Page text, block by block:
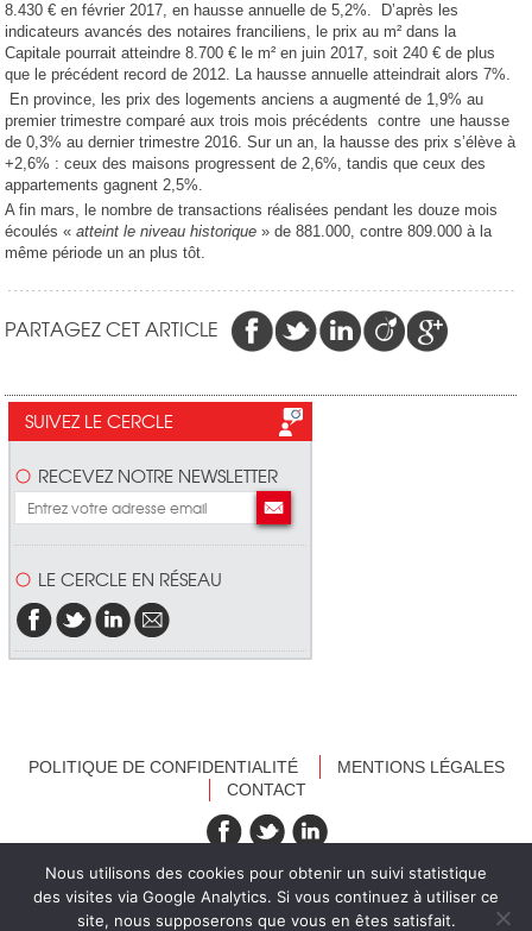
8.430 € en février 2017, en hausse annuelle de 5,2%. D’après les
indicateurs avancés des notaires franciliens, le prix au m² dans la
Capitale pourrait atteindre 8.700 € le m² en juin 2017, soit 240 € de plus
que le précédent record de 2012. La hausse annuelle atteindrait alors 7%.
En province, les prix des logements anciens a augmenté de 1,9% au
premier trimestre comparé aux trois mois précédents contre une hausse
de 0,3% au dernier trimestre 2016. Sur un an, la hausse des prix s’élève à
+2,6% : ceux des maisons progressent de 2,6%, tandis que ceux des
appartements gagnent 2,5%.
A fin mars, le nombre de transactions réalisées pendant les douze mois
écoulés «atteint le niveau historique » de 881.000, contre 809.000 à la
même période un an plus tôt.
PARTAGEZ CET ARTICLE
SUIVEZ LE CERCLE
RECEVEZ NOTRE NEWSLETTER
LE CERCLE EN RÉSEAU
POLITIQUE DE CONFIDENTIALITÉ
MENTIONS LÉGALES
CONTACT
recevez nos newsletters
Nous utilisons des cookies pour obtenir un suivi statistique
des visites via Google Analytics. Si vous continuez à utiliser ce
site, nous supposerons que vous en êtes satisfait.